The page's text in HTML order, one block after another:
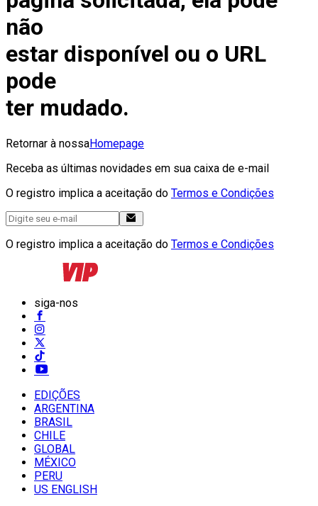
não
estar disponível ou o URL
pode
ter mudado.
Retornar à nossaHomepage
Receba as últimas novidades em sua caixa de e-mail
O registro implica a aceitação do Termos e Condições
O registro implica a aceitação do Termos e Condições
siga-nos
EDIÇÕES
ARGENTINA
BRASIL
CHILE
GLOBAL
MÉXICO
PERU
US ENGLISH